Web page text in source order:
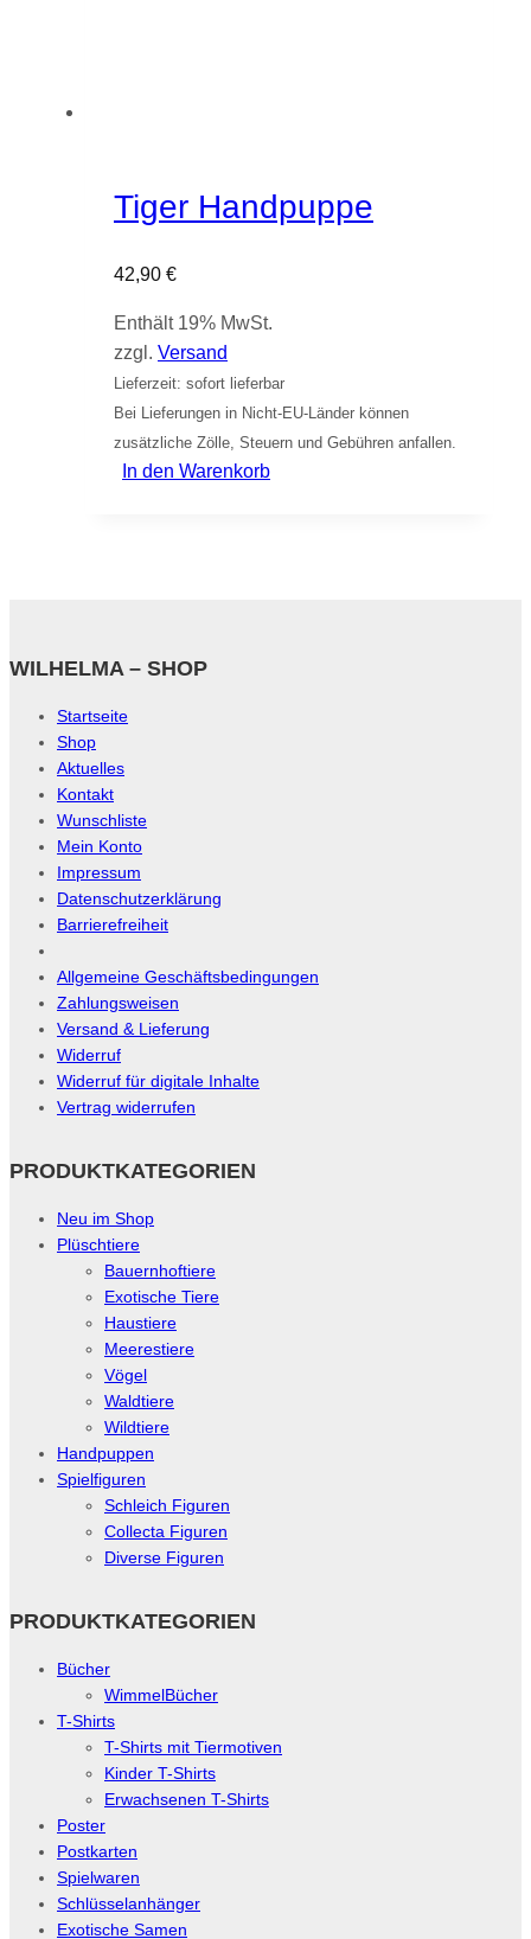
Tiger Handpuppe
42,90 €
Enthält 19% MwSt.
zzgl. Versand
Lieferzeit: sofort lieferbar
Bei Lieferungen in Nicht-EU-Länder können
zusätzliche Zölle, Steuern und Gebühren anfallen.
In den Warenkorb
WILHELMA – SHOP
Startseite
Shop
Aktuelles
Kontakt
Wunschliste
Mein Konto
Impressum
Datenschutzerklärung
Barrierefreiheit
Allgemeine Geschäftsbedingungen
Zahlungsweisen
Versand & Lieferung
Widerruf
Widerruf für digitale Inhalte
Vertrag widerrufen
PRODUKTKATEGORIEN
Neu im Shop
Plüschtiere
Bauernhoftiere
Exotische Tiere
Haustiere
Meerestiere
Vögel
Waldtiere
Wildtiere
Handpuppen
Spielfiguren
Schleich Figuren
Collecta Figuren
Diverse Figuren
PRODUKTKATEGORIEN
Bücher
WimmelBücher
T-Shirts
T-Shirts mit Tiermotiven
Kinder T-Shirts
Erwachsenen T-Shirts
Poster
Postkarten
Spielwaren
Schlüsselanhänger
Exotische Samen